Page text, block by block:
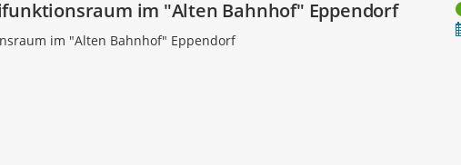
im "Alten Bahnhof" Eppendorf
im "Alten Bahnhof" Eppendorf